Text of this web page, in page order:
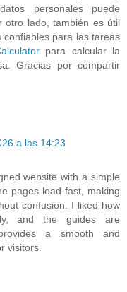
personales puede
otro lado, también es útil
para las tareas
para calcular la
Gracias por compartir
a las 14:23
website with a simple
pages load fast, making
confusion. I liked how
and the guides are
a smooth and
visitors.